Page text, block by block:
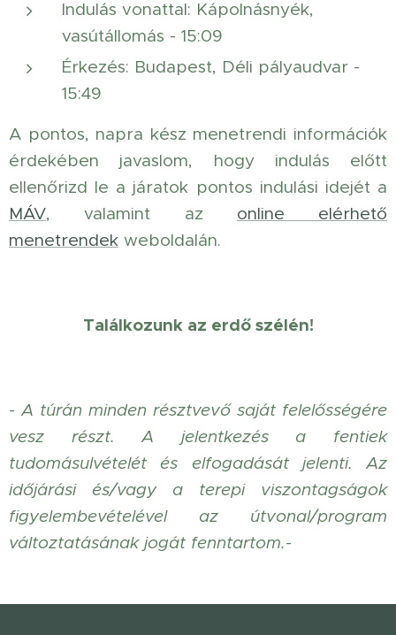
Indulás vonattal: Kápolnásnyék,
vasútállomás - 15:09
Érkezés: Budapest, Déli pályaudvar -
15:49
A pontos, napra kész menetrendi információk
érdekében javaslom, hogy indulás előtt
ellenőrizd le a járatok pontos indulási idejét a
MÁV, valamint az online elérhető
menetrendek weboldalán.
Találkozunk az erdő szélén!
- A túrán minden résztvevő saját felelősségére
vesz részt. A jelentkezés a fentiek
tudomásulvételét és elfogadását jelenti. Az
időjárási és/vagy a terepi viszontagságok
figyelembevételével az útvonal/program
változtatásának jogát fenntartom.-